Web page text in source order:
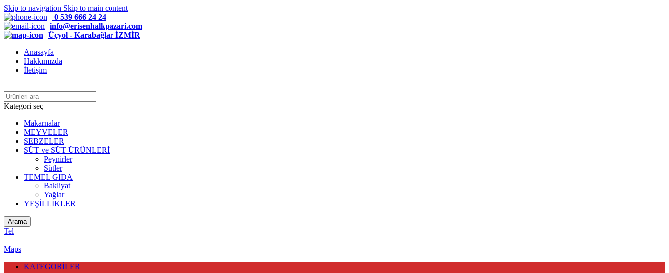
Skip to navigation Skip to main content
0 539 666 24 24
info@erisenhalkpazari.com
Üçyol - Karabağlar İZMİR
Anasayfa
Hakkımızda
İletişim
Kategori seç
Makarnalar
MEYVELER
SEBZELER
SÜT ve SÜT ÜRÜNLERİ
Peynirler
Sütler
TEMEL GIDA
Bakliyat
Yağlar
YEŞİLLİKLER
Arama
Tel
Maps
KATEGORİLER